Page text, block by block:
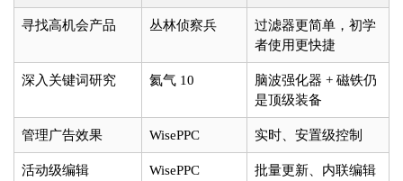
寻找高机会产品 丛林侦察兵
过滤器更简单，初学
者使用更快捷
深入关键词研究 氦气 10
脑波强化器 + 磁铁仍
是顶级装备
管理广告效果 WisePPC 实时、安置级控制
活动级编辑 WisePPC 批量更新、内联编辑